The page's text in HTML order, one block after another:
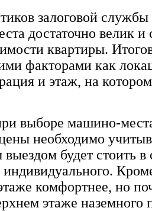
залоговой службы
достаточно велик и
квартиры.
факторами как
и этаж, на
выборе машино-
необходимо
будет стоить в
индивидуального.
комфортнее, но
этаже наземного